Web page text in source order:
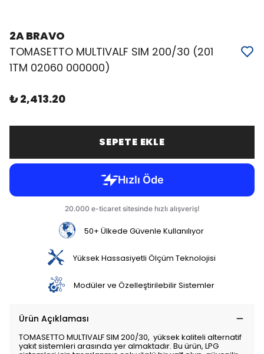
2A BRAVO
TOMASETTO MULTIVALF SIM 200/30 (201
1TM 02060 000000)
₺ 2,413.20
SEPETE EKLE
50+ Ülkede Güvenle Kullanılıyor
Yüksek Hassasiyetli Ölçüm Teknolojisi
Modüler ve Özelleştirilebilir Sistemler
Ürün Açıklaması
TOMASETTO MULTIVALF SIM 200/30, yüksek kaliteli alternatif
yakıt sistemleri arasında yer almaktadır. Bu ürün, LPG